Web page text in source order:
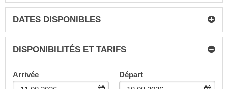
DATES DISPONIBLES
DISPONIBILITÉS ET TARIFS
Arrivée Départ